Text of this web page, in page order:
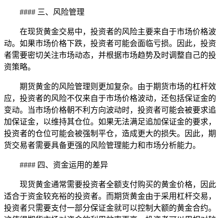
#### 三、风险管理
在现货黄金交易中，投资者的风险主要来自于市场价格波
动。如果市场价格下跌，投资者可能会面临亏损。因此，投资
者需要密切关注市场动态，并根据市场趋势及时调整自己的投
资策略。
期货黄金的风险管理则更加复杂。由于期货市场的杠杆效
应，投资者的风险不仅来自于市场价格波动，还包括保证金的
变动。当市场价格朝不利方向波动时，投资者可能会被要求追
加保证金，以维持其仓位。如果无法满足追加保证金的要求，
投资者的仓位可能会被强制平仓，造成更大的损失。因此，期
货交易者需要具备更强的风险管理能力和市场分析能力。
#### 四、资金运用的差异
现货黄金通常需要投资者全额支付购买的黄金价格，因此
适合于资金较充裕的投资者。而期货黄金由于采用杠杆交易，
投资者只需要支付一部分保证金就可以控制大额的黄金合约。